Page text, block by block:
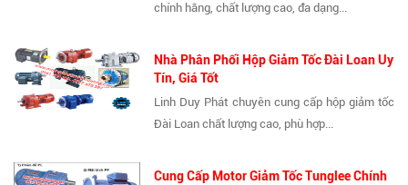
chính hãng, chất lượng cao, đa dạng...
Nhà Phân Phối Hộp Giảm Tốc Đài Loan Uy
Tín, Giá Tốt
Linh Duy Phát chuyên cung cấp hộp giảm tốc
Đài Loan chất lượng cao, phù hợp...
Cung Cấp Motor Giảm Tốc Tunglee Chính